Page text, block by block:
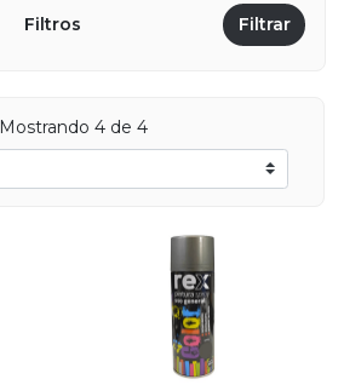
Filtros Filtrar
Mostrando 4 de 4